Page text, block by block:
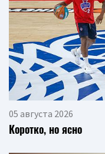
05 августа 2026
Коротко, но ясно